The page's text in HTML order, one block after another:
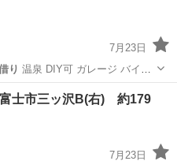
7月23日
り 温泉 DIY可 ガレージ バイク
買 資材
士市三ッ沢B(右) 約179
7月23日